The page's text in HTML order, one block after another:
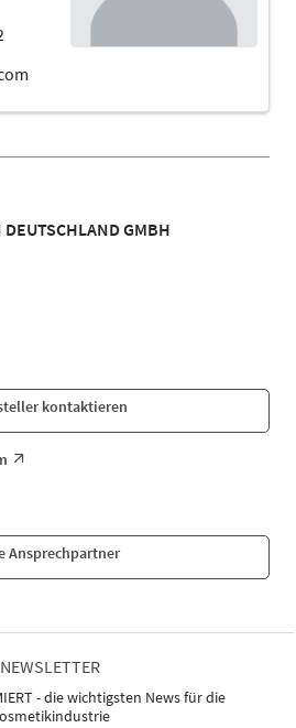
GMBH
kontaktieren
Ansprechpartner
NEWSLETTER
- die wichtigsten News für die